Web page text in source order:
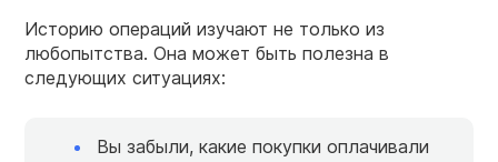
Историю операций изучают не только из
любопытства. Она может быть полезна в
следующих ситуациях:
Вы забыли, какие покупки оплачивали